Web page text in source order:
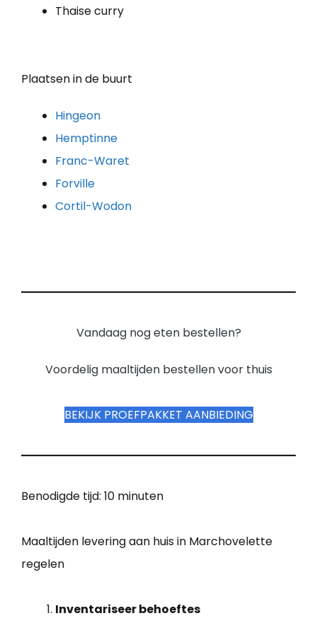
Thaise curry
Plaatsen in de buurt
Hingeon
Hemptinne
Franc-Waret
Forville
Cortil-Wodon
Vandaag nog eten bestellen?
Voordelig maaltijden bestellen voor thuis
BEKIJK PROEFPAKKET AANBIEDING
Benodigde tijd: 10 minuten
Maaltijden levering aan huis in Marchovelette
regelen
Inventariseer behoeftes